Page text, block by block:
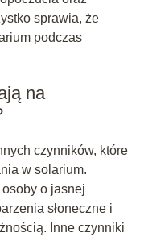
sprawia, że
podczas
na
czynników, które
w solarium.
o jasnej
słoneczne i
Inne czynniki